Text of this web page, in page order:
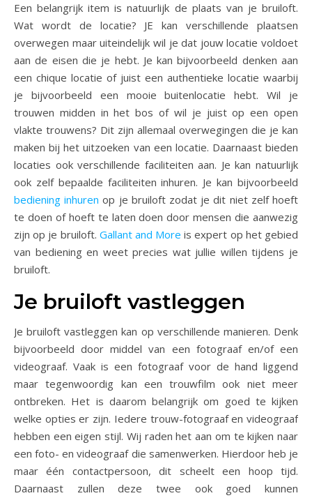
Een belangrijk item is natuurlijk de plaats van je bruiloft.
Wat wordt de locatie? JE kan verschillende plaatsen
overwegen maar uiteindelijk wil je dat jouw locatie voldoet
aan de eisen die je hebt. Je kan bijvoorbeeld denken aan
een chique locatie of juist een authentieke locatie waarbij
je bijvoorbeeld een mooie buitenlocatie hebt. Wil je
trouwen midden in het bos of wil je juist op een open
vlakte trouwens? Dit zijn allemaal overwegingen die je kan
maken bij het uitzoeken van een locatie. Daarnaast bieden
locaties ook verschillende faciliteiten aan. Je kan natuurlijk
ook zelf bepaalde faciliteiten inhuren. Je kan bijvoorbeeld
bediening inhuren op je bruiloft zodat je dit niet zelf hoeft
te doen of hoeft te laten doen door mensen die aanwezig
zijn op je bruiloft. Gallant and More is expert op het gebied
van bediening en weet precies wat jullie willen tijdens je
bruiloft.
Je bruiloft vastleggen
Je bruiloft vastleggen kan op verschillende manieren. Denk
bijvoorbeeld door middel van een fotograaf en/of een
videograaf. Vaak is een fotograaf voor de hand liggend
maar tegenwoordig kan een trouwfilm ook niet meer
ontbreken. Het is daarom belangrijk om goed te kijken
welke opties er zijn. Iedere trouw-fotograaf en videograaf
hebben een eigen stijl. Wij raden het aan om te kijken naar
een foto- en videograaf die samenwerken. Hierdoor heb je
maar één contactpersoon, dit scheelt een hoop tijd.
Daarnaast zullen deze twee ook goed kunnen